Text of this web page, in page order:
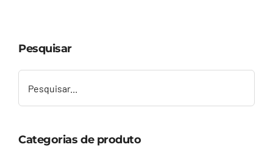
Contato
Pesquisar
Categorias de produto